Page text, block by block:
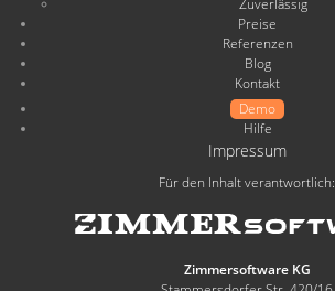
Zuverlässig
Preise
Referenzen
Blog
Kontakt
Demo
Hilfe
Impressum
Für den Inhalt verantwortlich:
Zimmersoftware KG